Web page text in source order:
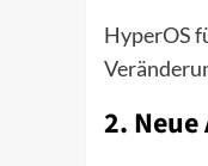
HyperOS
2.